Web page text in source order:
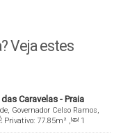
Veja estes
Caravelas - Praia
Governador Celso Ramos,
Privativo: 77.85m² ,
1
Distância do Mar ,
Útil: